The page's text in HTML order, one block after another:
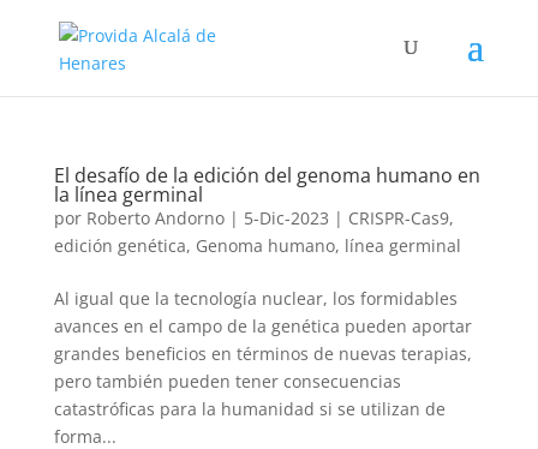
El desafío de la edición del genoma humano en
la línea germinal
por Roberto Andorno| 5-Dic-2023 | CRISPR-Cas9,
edición genética, Genoma humano, línea germinal
Al igual que la tecnología nuclear, los formidables
avances en el campo de la genética pueden aportar
grandes beneficios en términos de nuevas terapias,
pero también pueden tener consecuencias
catastróficas para la humanidad si se utilizan de
forma...